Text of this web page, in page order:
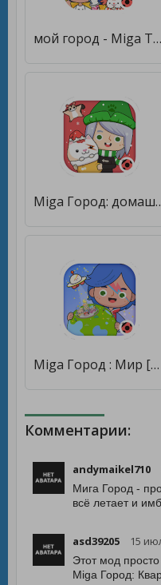
мой город - Miga Town [Unlocked]
Miga Город:
Miga Город : Мир [Premium]
Комментарии:
andymaikel710
Мига Город -
всё летает и
asd39205 15
Этот мод
Miga Город: